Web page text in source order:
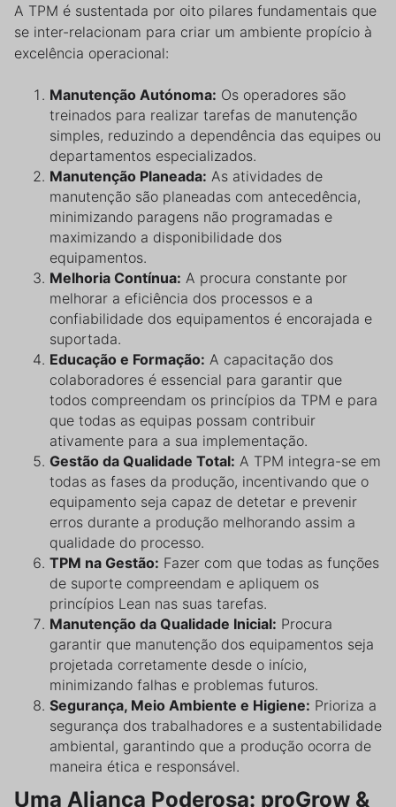
A TPM é sustentada por oito pilares fundamentais que
se inter-relacionam para criar um ambiente propício à
excelência operacional:
Manutenção Autónoma: Os operadores são
treinados para realizar tarefas de manutenção
simples, reduzindo a dependência das equipes ou
departamentos especializados.
Manutenção Planeada: As atividades de
manutenção são planeadas com antecedência,
minimizando paragens não programadas e
maximizando a disponibilidade dos
equipamentos.
Melhoria Contínua: A procura constante por
melhorar a eficiência dos processos e a
confiabilidade dos equipamentos é encorajada e
suportada.
Educação e Formação: A capacitação dos
colaboradores é essencial para garantir que
todos compreendam os princípios da TPM e para
que todas as equipas possam contribuir
ativamente para a sua implementação.
Gestão da Qualidade Total: A TPM integra-se em
todas as fases da produção, incentivando que o
equipamento seja capaz de detetar e prevenir
erros durante a produção melhorando assim a
qualidade do processo.
TPM na Gestão: Fazer com que todas as funções
de suporte compreendam e apliquem os
princípios Lean nas suas tarefas.
Manutenção da Qualidade Inicial: Procura
garantir que manutenção dos equipamentos seja
projetada corretamente desde o início,
minimizando falhas e problemas futuros.
Segurança, Meio Ambiente e Higiene: Prioriza a
segurança dos trabalhadores e a sustentabilidade
ambiental, garantindo que a produção ocorra de
maneira ética e responsável.
Uma Aliança Poderosa: proGrow &